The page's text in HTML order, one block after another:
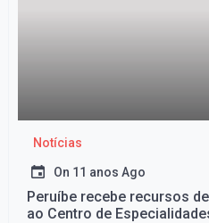
Notícias
On 11 anos Ago
Peruíbe recebe recursos
ao Centro de